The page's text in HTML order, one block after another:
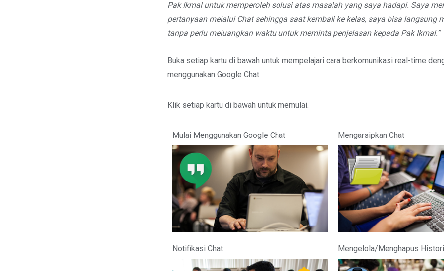
Pak Ikmal untuk memperoleh solusi atas masalah yang saya hadapi. Saya
pertanyaan melalui Chat sehingga saat kembali ke kelas, saya bisa langsung
tanpa perlu meluangkan waktu untuk meminta penjelasan kepada Pak Ikmal.”
Buka setiap kartu di bawah untuk mempelajari cara berkomunikasi real-time
menggunakan Google Chat.
Klik setiap kartu di bawah untuk memulai.
Mulai Menggunakan Google Chat Mengarsipkan Chat
Notifikasi Chat Mengelola/Menghapus